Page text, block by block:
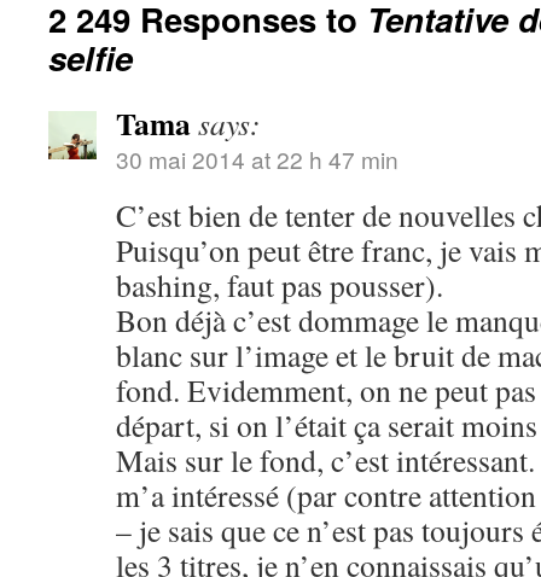
2 249 Responses to Tentative
selfie
Tamasays:
30 mai 2014 at 22 h 47 min
C’est bien de tenter de nouvelles
Puisqu’on peut être franc, je vais
bashing, faut pas pousser).
Bon déjà c’est dommage le
blanc sur l’image et le bruit de
fond. Evidemment, on ne peut
départ, si on l’était ça serait
Mais sur le fond, c’est
m’a intéressé (par contre
– je sais que ce n’est pas
les 3 titres, je n’en connaissais